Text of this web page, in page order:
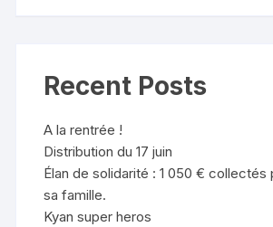
Recent Posts
A la rentrée !
Distribution du 17 juin
Élan de solidarité : 1 050 € collectés
sa famille.
Kyan super heros